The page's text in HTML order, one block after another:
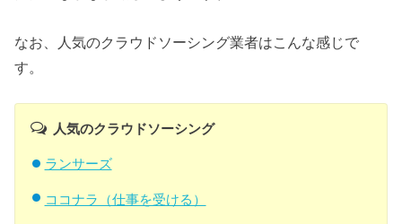
なお、人気のクラウドソーシング業者はこんな感じで
す。
人気のクラウドソーシング
ランサーズ
ココナラ（仕事を受ける）